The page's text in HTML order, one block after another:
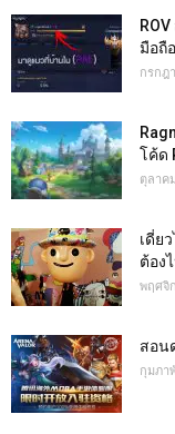
มือถือ
กรกฎ
โค้ด
ตุลาค
เดี่ย
ต้อง
พฤศจิ
สอน
กุมภา